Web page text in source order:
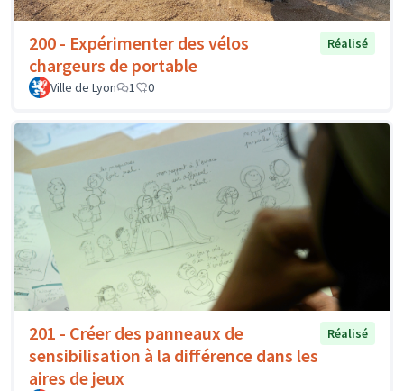
200 - Expérimenter des vélos
chargeurs de portable
Réalisé
Ville de Lyon 1 0
201 - Créer des panneaux de
sensibilisation à la différence dans les
aires de jeux
Réalisé